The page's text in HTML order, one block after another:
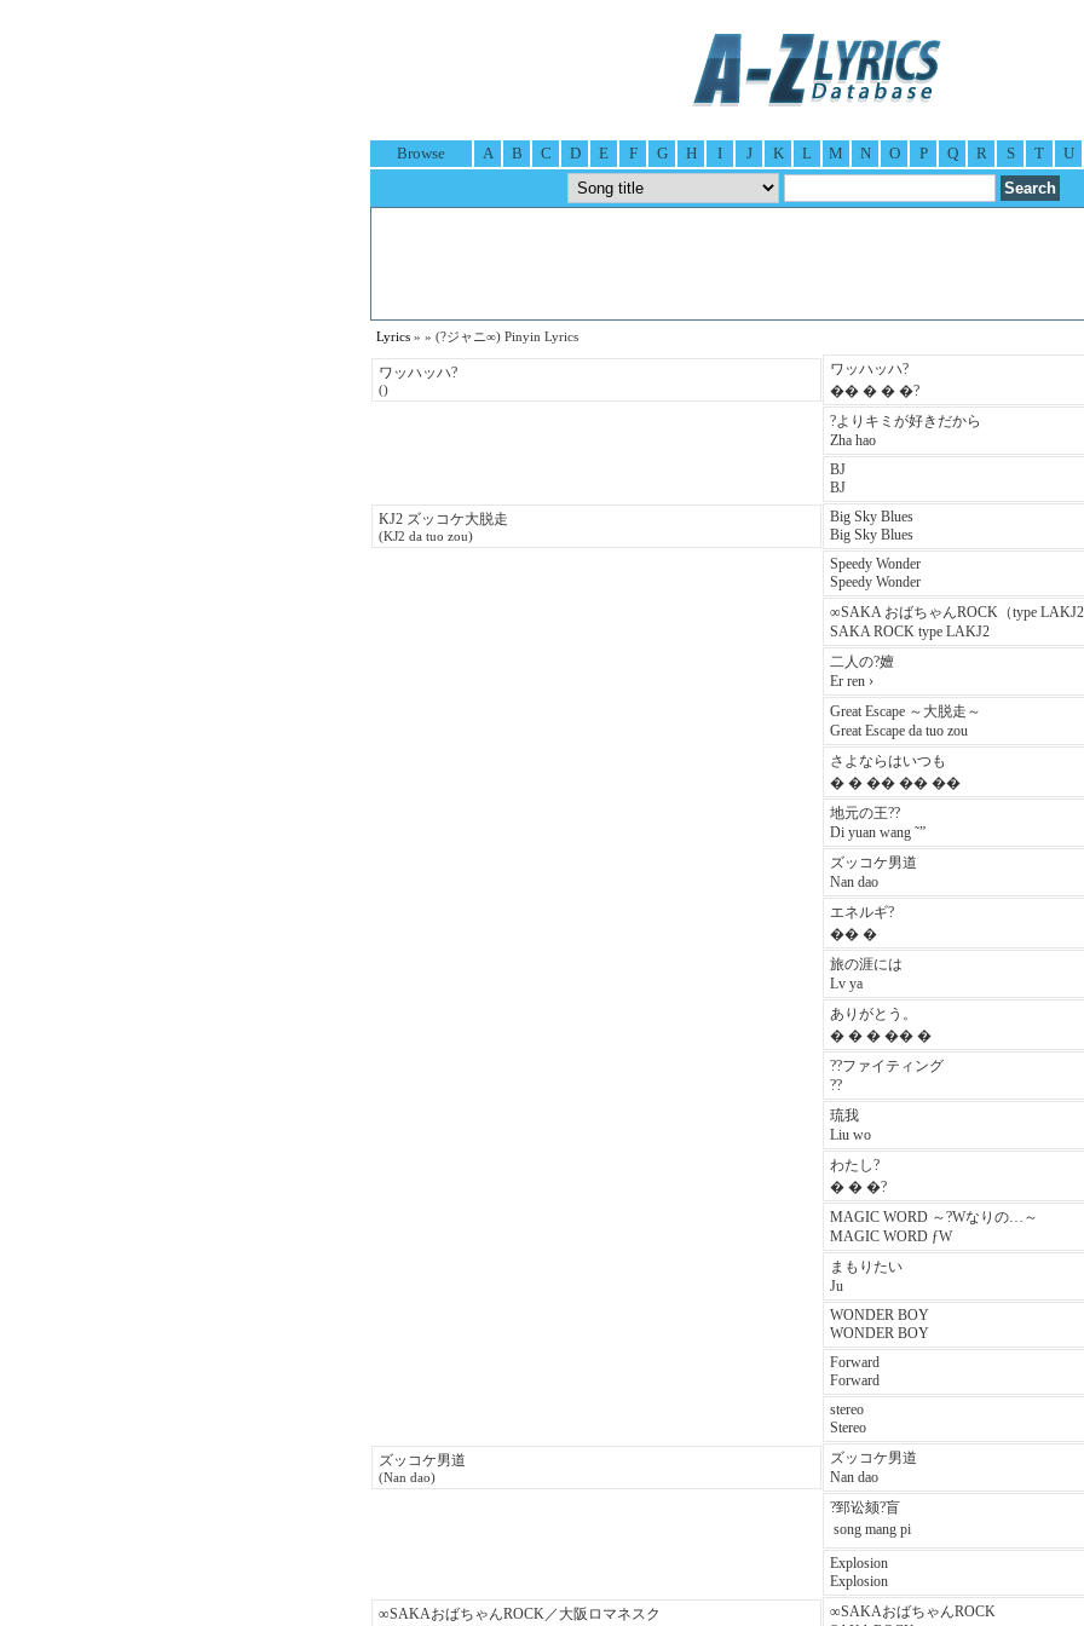
Browse A B C D E F G H I J K L M N O P Q R S T U
Lyrics » » (?ジャニ∞) Pinyin Lyrics
ワッハッハ?
()
ワッハッハ?
�� � � �?
?よりキミが好きだから
Zha hao
BJ
BJ
KJ2 ズッコケ大脱走
(KJ2 da tuo zou)
Big Sky Blues
Big Sky Blues
Speedy Wonder
Speedy Wonder
∞SAKA おばちゃんROCK（type
SAKA ROCK type LAKJ2
二人の?嬗
Er ren ›
Great Escape ～大脱走～
Great Escape da tuo zou
さよならはいつも
� � �� �� ��
地元の王??
Di yuan wang ˜”
ズッコケ男道
Nan dao
エネルギ?
�� �
旅の涯には
Lv ya
ありがとう。
� � � �� �
??ファイティング
??
琉我
Liu wo
わたし?
� � �?
MAGIC WORD ～?Wなりの…～
MAGIC WORD ƒW
まもりたい
Ju
WONDER BOY
WONDER BOY
Forward
Forward
stereo
Stereo
ズッコケ男道
(Nan dao)
ズッコケ男道
Nan dao
?郅讼颏?盲
 song mang pi
Explosion
Explosion
∞SAKAおばちゃんROCK／大阪ロマネスク
∞SAKAおばちゃんROCK